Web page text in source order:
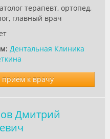
терапевт, ортопед,
главный врач
Дентальная Клиника
к врачу
Дмитрий